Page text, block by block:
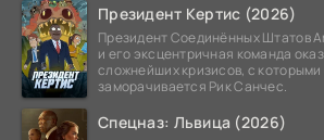
Президент Кертис (2026)
Президент Соединённых Штатов
и его эксцентричная команда
сложнейших кризисов, с
заморачивается Рик Санчес.
Спецназ: Львица (2026)